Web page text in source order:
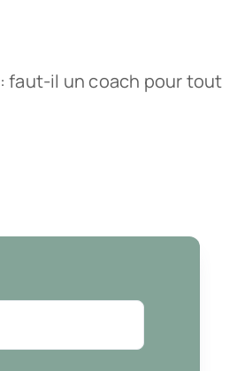
faut-il un coach pour tout